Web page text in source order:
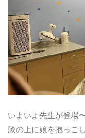
いよいよ先生が登場
膝の上に娘を抱っこ